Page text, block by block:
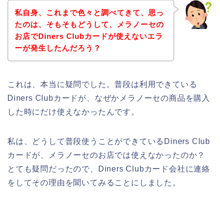
私自身、これまで色々と調べてきて、思っ
たのは、そもそもどうして、メラノーセの
お店でDiners Clubカードが使えないエラ
ーが発生したんだろう？
これは、本当に疑問でした。普段は利用できている
Diners Clubカードが、なぜかメラノーセの商品を購入
した時にだけ使えなかったんです。
私は、どうして普段使うことができているDiners Club
カードが、メラノーセのお店では使えなかったのか？
とても疑問だったので、Diners Clubカード会社に連絡
をしてその理由を聞いてみることにしました。